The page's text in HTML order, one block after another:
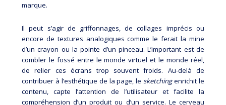
marque.
Il peut s’agir de griffonnages, de collages imprécis ou
encore de textures analogiques comme le ferait la mine
d’un crayon ou la pointe d’un pinceau. L’important est de
combler le fossé entre le monde virtuel et le monde réel,
de relier ces écrans trop souvent froids. Au-delà de
contribuer à l’esthétique de la page, lesketchingenrichit le
contenu, capte l’attention de l’utilisateur et facilite la
compréhension d’un produit ou d’un service. Le cerveau